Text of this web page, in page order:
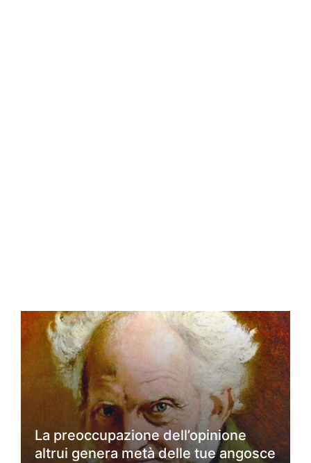
La preoccupazione dell’opinione
altrui genera metà delle tue angosce